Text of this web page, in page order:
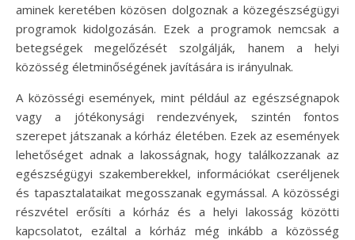
aminek keretében közösen dolgoznak a közegészségügyi
programok kidolgozásán. Ezek a programok nemcsak a
betegségek megelőzését szolgálják, hanem a helyi
közösség életminőségének javítására is irányulnak.
A közösségi események, mint például az egészségnapok
vagy a jótékonysági rendezvények, szintén fontos
szerepet játszanak a kórház életében. Ezek az események
lehetőséget adnak a lakosságnak, hogy találkozzanak az
egészségügyi szakemberekkel, információkat cseréljenek
és tapasztalataikat megosszanak egymással. A közösségi
részvétel erősíti a kórház és a helyi lakosság közötti
kapcsolatot, ezáltal a kórház még inkább a közösség